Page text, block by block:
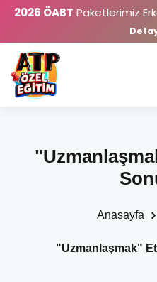
2026 ÖABT Paketlerimiz
Anasayfa
"Uzmanlaşmak"